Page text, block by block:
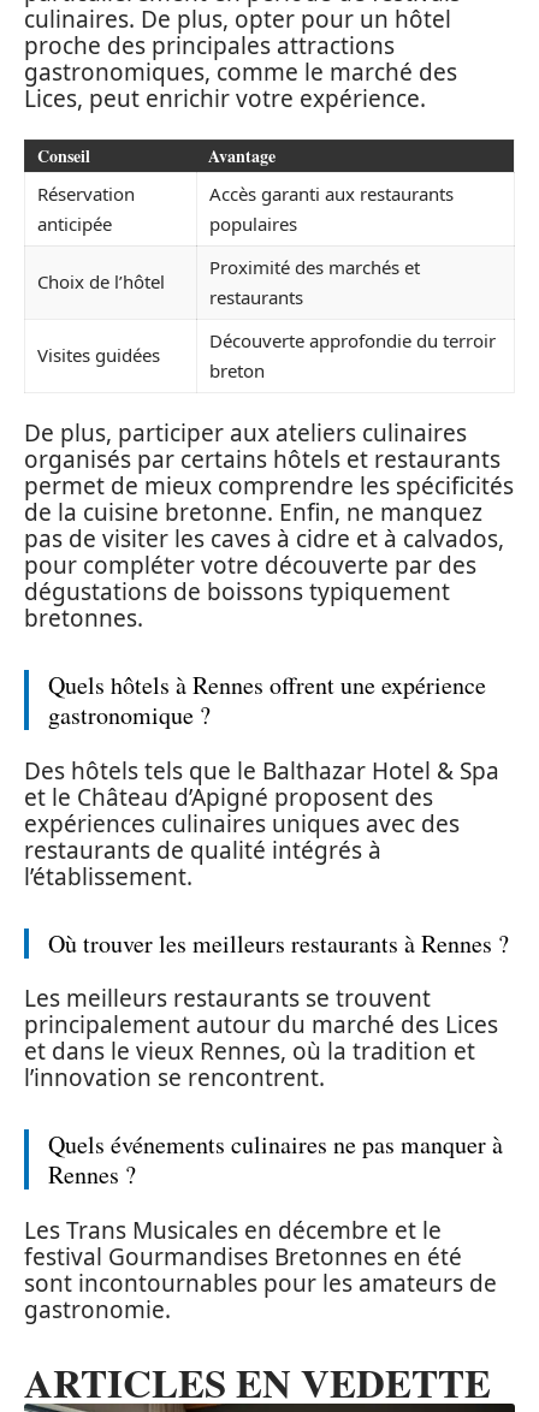
culinaires. De plus, opter pour un hôtel
proche des principales attractions
gastronomiques, comme le marché des
Lices, peut enrichir votre expérience.
Conseil Avantage
Réservation
anticipée
Accès garanti aux restaurants
populaires
Choix de l’hôtel
Proximité des marchés et
restaurants
Visites guidées
Découverte approfondie du terroir
breton
De plus, participer aux ateliers culinaires
organisés par certains hôtels et restaurants
permet de mieux comprendre les spécificités
de la cuisine bretonne. Enfin, ne manquez
pas de visiter les caves à cidre et à calvados,
pour compléter votre découverte par des
dégustations de boissons typiquement
bretonnes.
Quels hôtels à Rennes offrent une expérience
gastronomique ?
Des hôtels tels que le Balthazar Hotel & Spa
et le Château d’Apigné proposent des
expériences culinaires uniques avec des
restaurants de qualité intégrés à
l’établissement.
Où trouver les meilleurs restaurants à Rennes ?
Les meilleurs restaurants se trouvent
principalement autour du marché des Lices
et dans le vieux Rennes, où la tradition et
l’innovation se rencontrent.
Quels événements culinaires ne pas manquer à
Rennes ?
Les Trans Musicales en décembre et le
festival Gourmandises Bretonnes en été
sont incontournables pour les amateurs de
gastronomie.
ARTICLES EN VEDETTE